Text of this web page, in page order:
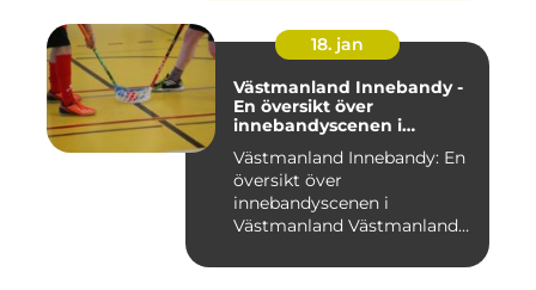
18. jan
Västmanland Innebandy -
En översikt över
innebandyscenen i
Västmanland Innebandy: En
översikt över
innebandyscenen i
Västmanland Västmanland